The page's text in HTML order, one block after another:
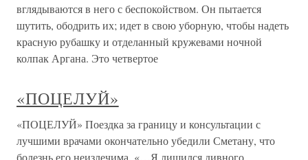
вглядываются в него с беспокойством. Он пытается
шутить, ободрить их; идет в свою уборную, чтобы надеть
красную рубашку и отделанный кружевами ночной
колпак Аргана. Это четвертое
«ПОЦЕЛУЙ»
«ПОЦЕЛУЙ» Поездка за границу и консультации с
лучшими врачами окончательно убедили Сметану, что
болезнь его неизлечима. «…Я лишился дивного